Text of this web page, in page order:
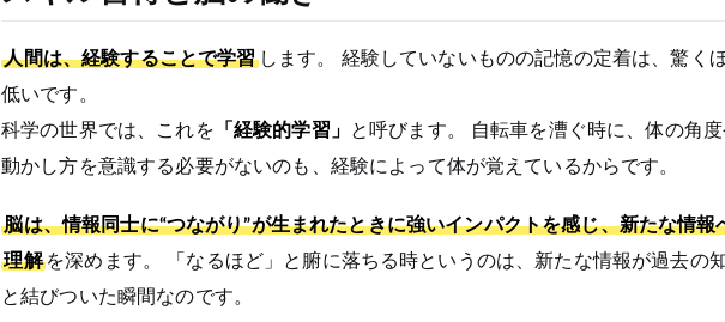
人間は、経験することで学習します。 経験していないものの記憶の定着は、驚く
低いです。
科学の世界では、これを 「経験的学習」
と呼びます。 自転車を漕ぐ時に、体の角
動かし方を意識する必要がないのも、経験によって体が覚えているからです。
脳は、情報同士に“つながり”が生まれたときに強いインパクトを感じ、新たな情報
理解 を深めます。 「なるほど」と腑に落ちる時というのは、新たな情報が過去の
と結びついた瞬間なのです。